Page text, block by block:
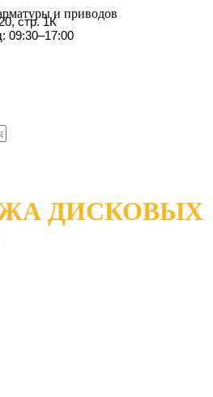
и приводов
стр. 1К
09:30–17:00
ДИСКОВЫХ